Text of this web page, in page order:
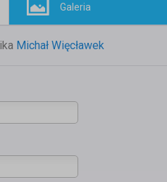
Galeria
Michał Więcławek